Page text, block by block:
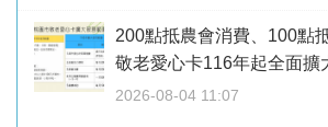
200點抵農會消費、100點
敬老愛心卡116年起全面擴
2026-08-04 11:07